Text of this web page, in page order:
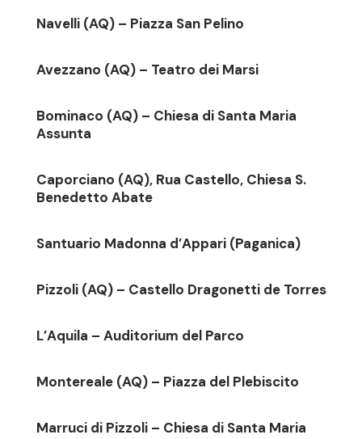
Navelli (AQ) – Piazza San Pelino
Avezzano (AQ) – Teatro dei Marsi
Bominaco (AQ) – Chiesa di Santa Maria
Assunta
Caporciano (AQ), Rua Castello, Chiesa S.
Benedetto Abate
Santuario Madonna d’Appari (Paganica)
Pizzoli (AQ) – Castello Dragonetti de Torres
L’Aquila – Auditorium del Parco
Montereale (AQ) – Piazza del Plebiscito
Marruci di Pizzoli – Chiesa di Santa Maria